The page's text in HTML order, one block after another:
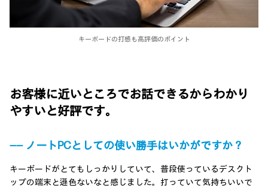
キーボードの打感も高評価のポイント
お客様に近いところでお話できるからわかり
やすいと好評です。
―― ノートPCとしての使い勝手はいかがですか？
キーボードがとてもしっかりしていて、普段使っているデスクト
ップの端末と遜色ないなと感じました。打っていて気持ちいいで